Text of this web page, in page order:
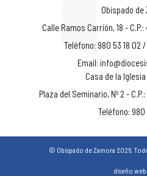
Obispado de
Calle Ramos Carrión, 18 -
Teléfono: 980 53 18 02
Email:
Casa de la
Plaza del Seminario, Nº 2 -
Teléfono: 980
© Obispado de Zamora 2026.
diseño web